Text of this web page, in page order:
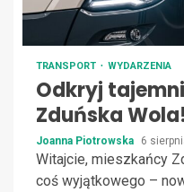
TRANSPORT WYDARZENIA
Odkryj
Zduńska Wola!
Joanna Piotrowska 6
Witajcie, mieszkańcy
coś wyjątkowego –